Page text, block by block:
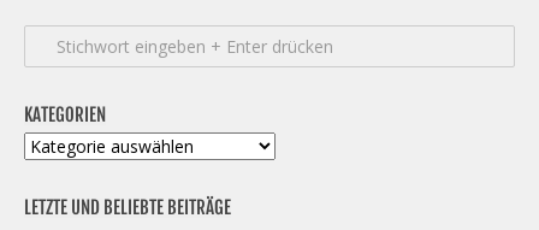
KATEGORIEN
Kategorien
LETZTE UND BELIEBTE BEITRÄGE